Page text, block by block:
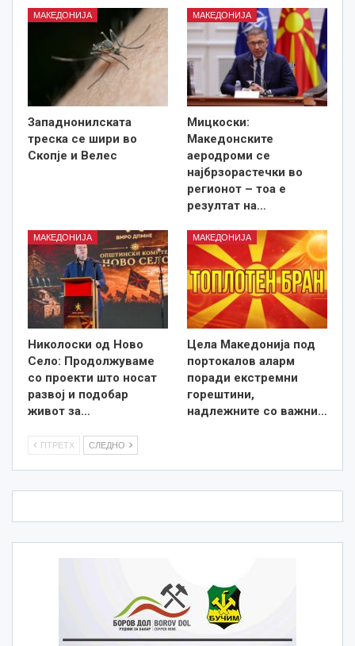
МАКЕДОНИЈА
Западнонилската
треска се шири во
Скопје и Велес
МАКЕДОНИЈА
Мицкоски:
Македонските
аеродроми се
најбрзорастечки во
регионот – тоа е
резултат на…
МАКЕДОНИЈА
Николоски од Ново
Село: Продолжуваме
со проекти што носат
развој и подобар
живот за…
МАКЕДОНИЈА
Цела Македонија под
портокалов аларм
поради екстремни
горештини,
надлежните со важни…
ПТРЕТХ СЛЕДНО